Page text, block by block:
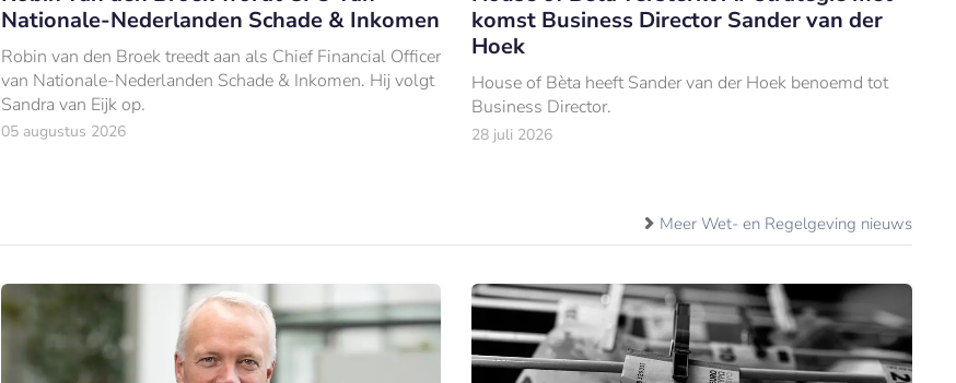
Nationale-Nederlanden Schade & Inkomen
Robin van den Broek treedt aan als Chief Financial Officer
van Nationale-Nederlanden Schade & Inkomen. Hij volgt
Sandra van Eijk op.
05 augustus 2026
komst Business Director Sander van der
Hoek
House of Bèta heeft Sander van der Hoek benoemd tot
Business Director.
28 juli 2026
Meer Wet- en Regelgeving nieuws